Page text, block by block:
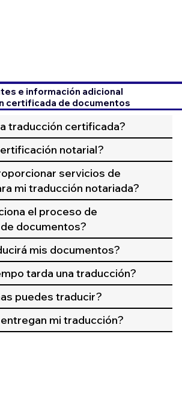
e información adicional
certificada de documentos
traducción certificada?
notarial?
servicios de
mi traducción notariada?
el proceso de
documentos?
mis documentos?
tarda una traducción?
puedes traducir?
mi traducción?